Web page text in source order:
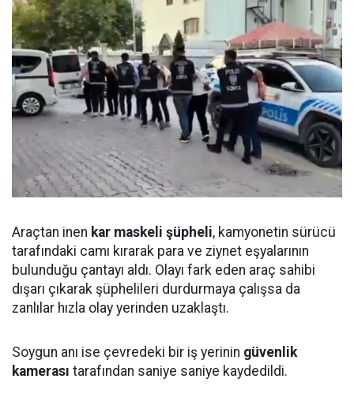
Araçtan inen kar maskeli şüpheli, kamyonetin sürücü
tarafındaki camı kırarak para ve ziynet eşyalarının
bulunduğu çantayı aldı. Olayı fark eden araç sahibi
dışarı çıkarak şüphelileri durdurmaya çalışsa da
zanlılar hızla olay yerinden uzaklaştı.
Soygun anı ise çevredeki bir iş yerinin güvenlik
kamerası tarafından saniye saniye kaydedildi.